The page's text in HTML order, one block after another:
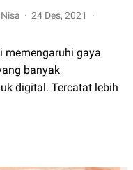
24 Des, 2021
memengaruhi gaya
banyak
digital. Tercatat lebih